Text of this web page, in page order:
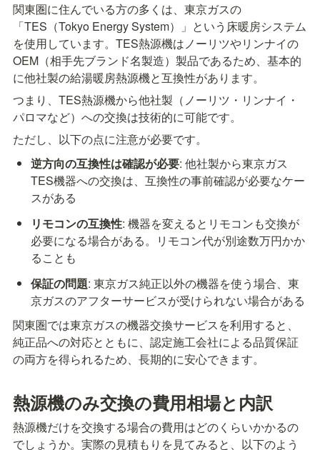
関東圏に住んでいる方の多くは、東京ガスの
「TES（Tokyo Energy System）」という床暖房システム
を使用しています。TES熱源機はノーリツやリンナイの
OEM（相手先ブランド名製造）製品であるため、基本的
に他社製の給湯暖房熱源機と互換性があります。
つまり、TES熱源機から他社製（ノーリツ・リンナイ・
パロマなど）への交換は技術的に可能です。
ただし、以下の点に注意が必要です。
逆方向の互換性は確認が必要: 他社製から東京ガス
TES機器への交換は、互換性の事前確認が必要なケー
スがある
リモコンの互換性: 機器を変えるとリモコンも交換が
必要になる場合がある。リモコン代が別途数万円かか
ることも
保証の問題: 東京ガス純正以外の機器を使う場合、東
京ガスのアフターサービスが受けられない場合がある
関東圏では東京ガスの機器交換サービスを利用すると、
純正品への対応とともに、認定施工会社による品質保証
の両方を得られるため、長期的に安心できます。
熱源機のみ交換の費用相場と内訳
熱源機だけを交換する場合の費用はどのくらいかかるの
でしょうか。実際の見積もりを見てみると、以下のよう